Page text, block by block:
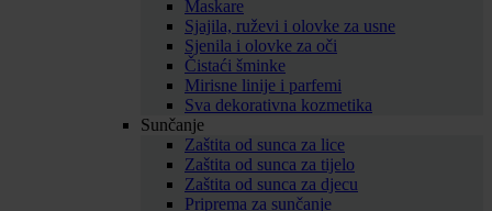
Maskare
Sjajila, ruževi i olovke za usne
Sjenila i olovke za oči
Čistaći šminke
Mirisne linije i parfemi
Sva dekorativna kozmetika
Sunčanje
Zaštita od sunca za lice
Zaštita od sunca za tijelo
Zaštita od sunca za djecu
Priprema za sunčanje